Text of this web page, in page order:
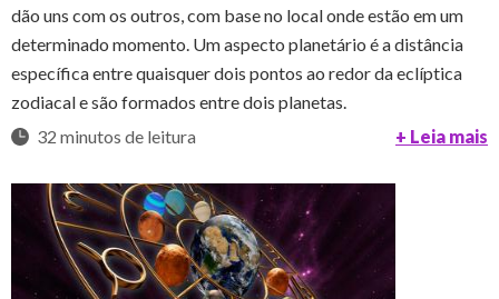
dão uns com os outros, com base no local onde estão em um
determinado momento. Um aspecto planetário é a distância
específica entre quaisquer dois pontos ao redor da eclíptica
zodiacal e são formados entre dois planetas.
32 minutos de leitura
+ Leia mais